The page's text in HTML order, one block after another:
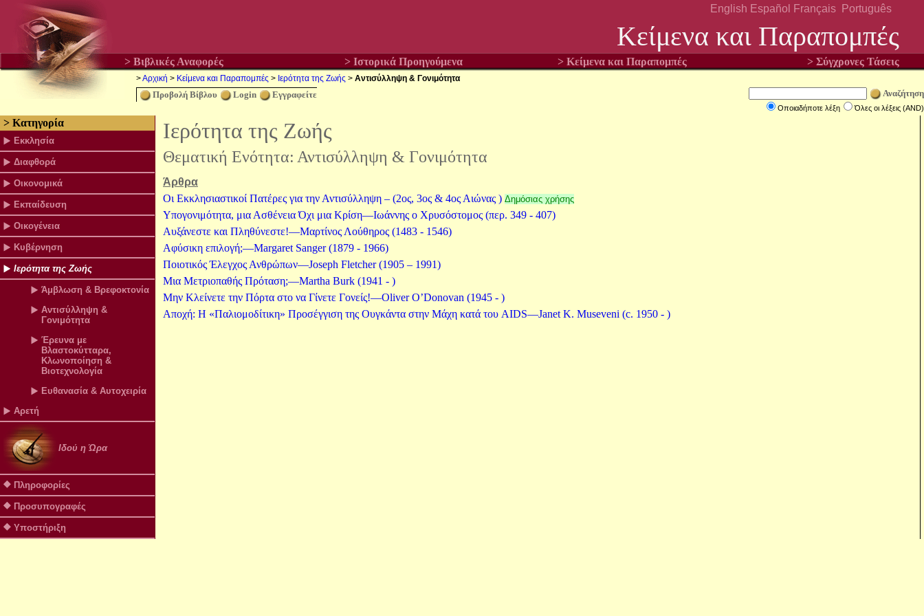
English Español Français Português
Κείμενα και Παραπομπές
> Βιβλικές Αναφορές > Ιστορικά Προηγούμενα > Κείμενα και Παραπομπές > Σύγχρονες Τάσεις
>Αρχική > Κείμενα και Παραπομπές > Ιερότητα της Ζωής > Αντισύλληψη & Γονιμότητα
Προβολή Βίβλου Login Eγγραφείτε Αναζήτηση
Οποιαδήποτε λέξη Όλες οι λέξεις (AND)
> Κατηγορία
Εκκλησία
Διαφθορά
Οικονομικά
Εκπαίδευση
Οικογένεια
Κυβέρνηση
Ιερότητα της Ζωής
Άμβλωση & Βρεφοκτονία
Αντισύλληψη &
Γονιμότητα
Έρευνα με
Βλαστοκύτταρα,
Κλωνοποίηση &
Βιοτεχνολογία
Ευθανασία & Αυτοχειρία
Αρετή
Ιδού η Ώρα
Πληροφορίες
Προσυπογραφές
Υποστήριξη
Ιερότητα της Ζωής
Θεματική Ενότητα: Αντισύλληψη & Γονιμότητα
Άρθρα
Οι Εκκλησιαστικοί Πατέρες για την Αντισύλληψη – (2ος, 3ος & 4ος Αιώνας ) Δημόσιας χρήσης
Υπογονιμότητα, μια Ασθένεια Όχι μια Κρίση—Ιωάννης ο Χρυσόστομος (περ. 349 - 407)
Αυξάνεστε και Πληθύνεστε!—Μαρτίνος Λούθηρος (1483 - 1546)
Αφύσικη επιλογή;—Margaret Sanger (1879 - 1966)
Ποιοτικός Έλεγχος Ανθρώπων—Joseph Fletcher (1905 – 1991)
Μια Μετριοπαθής Πρόταση;—Martha Burk (1941 - )
Μην Κλείνετε την Πόρτα στο να Γίνετε Γονείς!—Oliver O’Donovan (1945 - )
Αποχή: Η «Παλιομοδίτικη» Προσέγγιση της Ουγκάντα στην Μάχη κατά του AIDS—Janet K. Museveni (c. 1950 - )